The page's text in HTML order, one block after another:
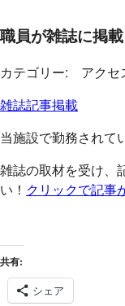
職員が雑誌に掲
カテゴリー: アクセ
雑誌記事掲載
当施設で勤務されて
雑誌の取材を受け、
い！ クリックで記事
共有:
シェア